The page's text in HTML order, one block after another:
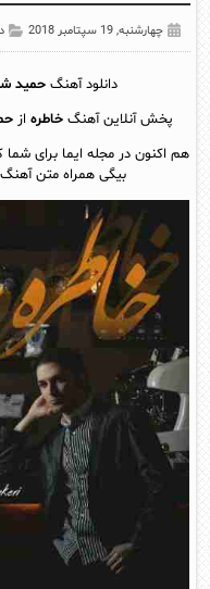
چهارشنبه, 19 سپتامبر 2018
دانلود آهنگحمید
پخش آنلاين آهنگ خاطره از
هم اکنون در مجله ایما برای
بیگی همراه متن